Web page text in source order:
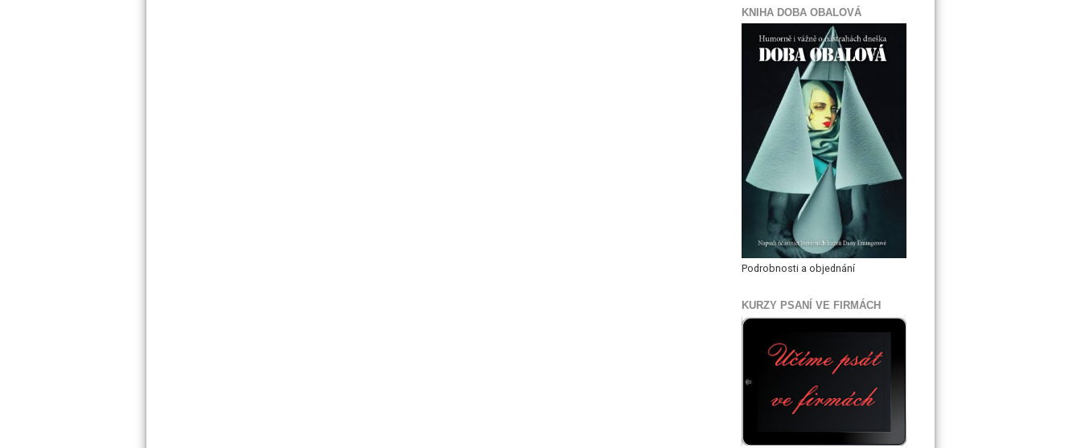
KNIHA DOBA OBALOVÁ
Podrobnosti a objednání
KURZY PSANÍ VE FIRMÁCH